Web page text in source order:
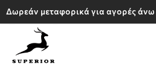
Δωρεάν μεταφορικά για αγορές